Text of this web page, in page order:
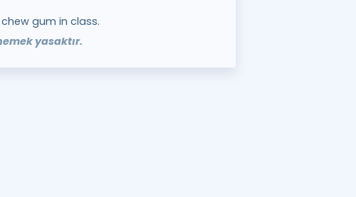
gum in class.
yasaktır.